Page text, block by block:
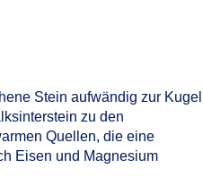
Stein aufwändig zur Kugel
zu den
Quellen, die eine
Eisen und Magnesium